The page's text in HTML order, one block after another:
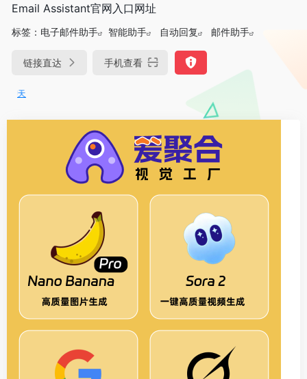
Email Assistant官网入口网址
标签： 电子邮件助手 智能助手 自动回复 邮件助手
链接直达 手机查看